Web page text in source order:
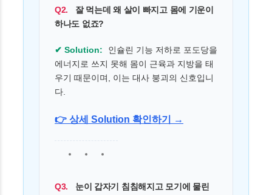
Q2.
잘 먹는데 왜 살이 빠지고 몸에 기운이
하나도 없죠?
✔ Solution:
인슐린 기능 저하로 포도당을
에너지로 쓰지 못해 몸이 근육과 지방을 태
우기 때문이며, 이는 대사 붕괴의 신호입니
다.
👉 상세 Solution 확인하기 →
Q3.
눈이 갑자기 침침해지고 모기에 물린